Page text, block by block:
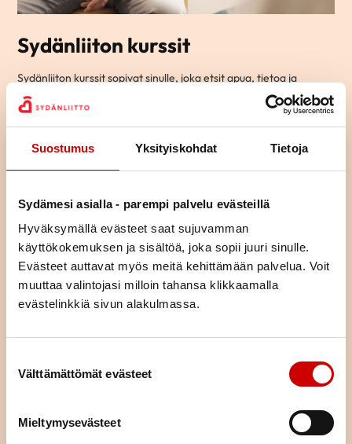
Suostumus Yksityiskohdat Tietoja
Sydämesi asialla - parempi palvelu evästeillä
Hyväksymällä evästeet saat sujuvamman
käyttökokemuksen ja sisältöä, joka sopii juuri sinulle.
Evästeet auttavat myös meitä kehittämään palvelua. Voit
muuttaa valintojasi milloin tahansa klikkaamalla
evästelinkkiä sivun alakulmassa.
Välttämättömät evästeet
Mieltymysevästeet
Sydänliiton kurssit
Sydänliiton kurssit sopivat sinulle, joka etsit apua, tietoa ja
vinkkejä arjen elämään sydänsairauden kanssa.
Ryhmämuotoisilla kursseillamme pääset tapaamaan toisia
samassa elämäntilanteessa olevia ja jakamaan kokemuksia
yhdessä tekemisen ja oppimisen kautta.
Osa kursseista on teemallisia kursseja, joissa käsitellään yhtä
Voit tulla kurssille yksin tai yhdessä puolisosi tai läheisesi kanssa.
Kurssimme ovat osallistujille maksuttomia. Voit hakeutua kaikille
kursseille asuinpaikastasi riippumatta.
KURSSIKALENTERI